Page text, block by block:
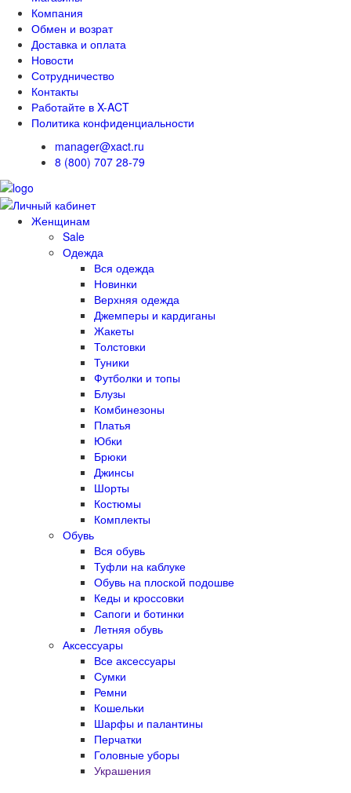
Компания
Обмен и возрат
Доставка и оплата
Новости
Сотрудничество
Контакты
Работайте в X-ACT
Политика конфиденциальности
manager@xact.ru
8 (800) 707 28-79
Женщинам
Sale
Одежда
Вся одежда
Новинки
Верхняя одежда
Джемперы и кардиганы
Жакеты
Толстовки
Туники
Футболки и топы
Блузы
Комбинезоны
Платья
Юбки
Брюки
Джинсы
Шорты
Костюмы
Комплекты
Обувь
Вся обувь
Туфли на каблуке
Обувь на плоской подошве
Кеды и кроссовки
Сапоги и ботинки
Летняя обувь
Аксессуары
Все аксессуары
Сумки
Ремни
Кошельки
Шарфы и палантины
Перчатки
Головные уборы
Украшения